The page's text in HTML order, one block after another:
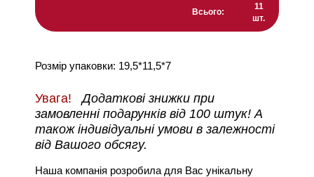
Всього:
11
шт.
Розмір упаковки: 19,5*11,5*7
Увага!
Додаткові знижки при
замовленні подарунків від 100 штук! А
також індивідуальні умови в залежності
від Вашого обсягу.
Наша компанія розробила для Вас унікальну